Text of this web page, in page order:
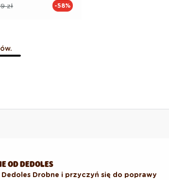
zł -58%
OD DEDOLES
Dedoles Drobne i przyczyń się do poprawy